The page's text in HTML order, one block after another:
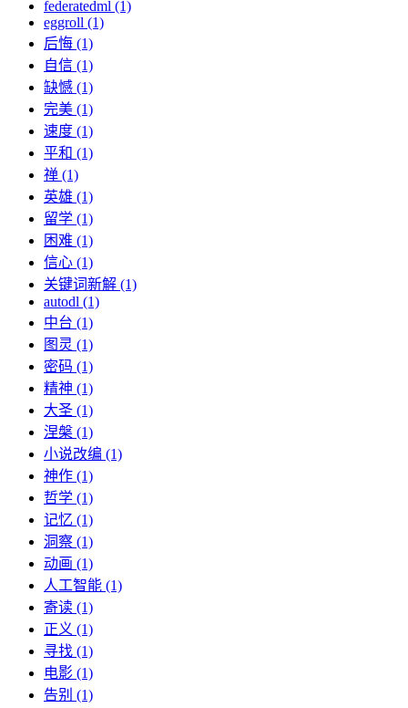
federatedml (1)
eggroll (1)
后悔 (1)
自信 (1)
缺憾 (1)
完美 (1)
速度 (1)
平和 (1)
禅 (1)
英雄 (1)
留学 (1)
困难 (1)
信心 (1)
关键词新解 (1)
autodl (1)
中台 (1)
图灵 (1)
密码 (1)
精神 (1)
大圣 (1)
涅槃 (1)
小说改编 (1)
神作 (1)
哲学 (1)
记忆 (1)
洞察 (1)
动画 (1)
人工智能 (1)
寄读 (1)
正义 (1)
寻找 (1)
电影 (1)
告别 (1)